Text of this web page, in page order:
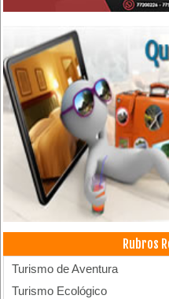
Rubros
Turismo de Aventura
Turismo Ecológico